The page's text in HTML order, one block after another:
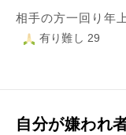
有り難し 29
自分が嫌われ